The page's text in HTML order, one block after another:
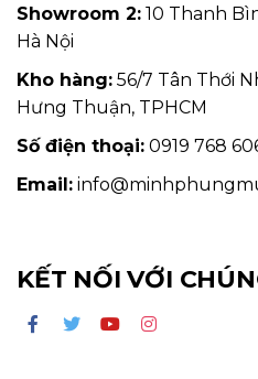
Showroom 2: 10 Thanh
Hà Nội
Kho hàng: 56/7 Tân Thới
Hưng Thuận, TPHCM
Số điện thoại: 0919 768
Email:
KẾT NỐI VỚI